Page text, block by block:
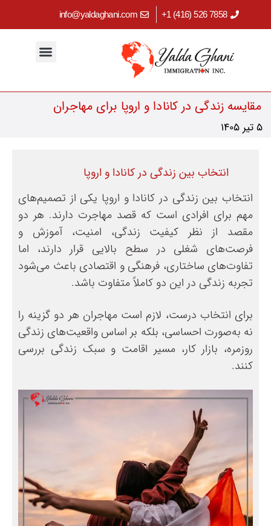
7858 526 (416) 1+
info@yaldaghani.com
مقایسه زندگی در کانادا و اروپا برای مهاجران
5 تیر 1405
انتخاب بین زندگی در کانادا و اروپا
انتخاب بین زندگی در کانادا و اروپا یکی از تصمیم‌های
مهم برای افرادی است که قصد مهاجرت دارند. هر دو
مقصد از نظر کیفیت زندگی، امنیت، آموزش و
فرصت‌های شغلی در سطح بالایی قرار دارند، اما
تفاوت‌های ساختاری، فرهنگی و اقتصادی باعث می‌شود
تجربه زندگی در این دو کاملاً متفاوت باشد.
برای انتخاب درست، لازم است مهاجران هر دو گزینه را
نه به‌صورت احساسی، بلکه بر اساس واقعیت‌های زندگی
روزمره، بازار کار، مسیر اقامت و سبک زندگی بررسی
کنند.